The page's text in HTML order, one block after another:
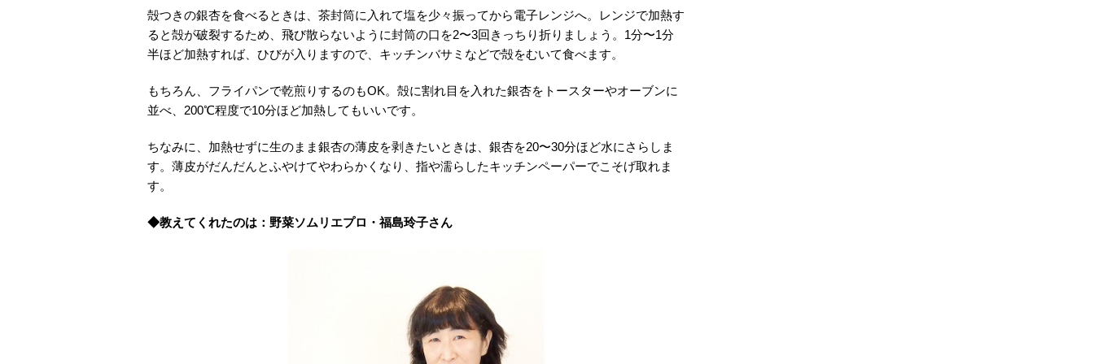
殻つきの銀杏を食べるときは、茶封筒に入れて塩を少々振ってから電子レンジへ。レンジで加熱す
ると殻が破裂するため、飛び散らないように封筒の口を2〜3回きっちり折りましょう。1分〜1分
半ほど加熱すれば、ひびが入りますので、キッチンバサミなどで殻をむいて食べます。
もちろん、フライパンで乾煎りするのもOK。殻に割れ目を入れた銀杏をトースターやオーブンに
並べ、200℃程度で10分ほど加熱してもいいです。
ちなみに、加熱せずに生のまま銀杏の薄皮を剥きたいときは、銀杏を20〜30分ほど水にさらしま
す。薄皮がだんだんとふやけてやわらかくなり、指や濡らしたキッチンペーパーでこそげ取れま
す。
◆教えてくれたのは：野菜ソムリエプロ・福島玲子さん